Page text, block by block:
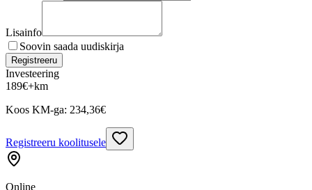
Lisainfo
Soovin saada uudiskirja
Registreeru
Investeering
189€+km
Koos KM-ga: 234,36€
Registreeru koolitusele
Online